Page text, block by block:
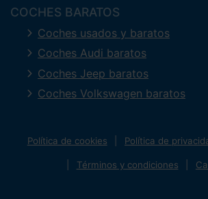
COCHES BARATOS
Coches usados y baratos
Coches Audi baratos
Coches Jeep baratos
Coches Volkswagen baratos
Política de cookies Política de
Términos y condiciones